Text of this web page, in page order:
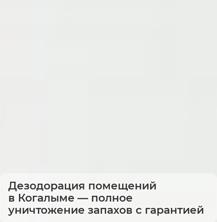
Дезодорация помещений
в Когалыме — полное
уничтожение запахов с гарантией